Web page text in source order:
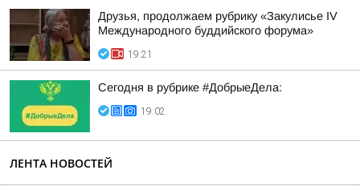
Друзья, продолжаем рубрику «Закулисье IV
Международного буддийского форума»
19:21
Сегодня в рубрике #ДобрыеДела:
19:02
ЛЕНТА НОВОСТЕЙ